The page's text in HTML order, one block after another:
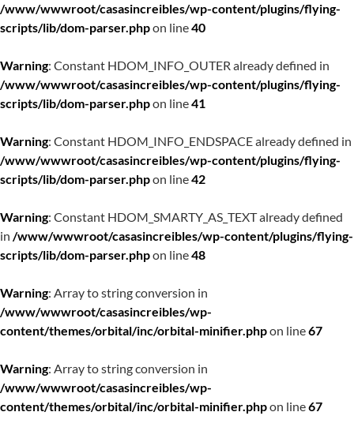
/www/wwwroot/casasincreibles/wp-content/plugins/flying-
scripts/lib/dom-parser.phpon line40
Warning: Constant HDOM_INFO_OUTER already defined in
/www/wwwroot/casasincreibles/wp-content/plugins/flying-
scripts/lib/dom-parser.phpon line41
Warning: Constant HDOM_INFO_ENDSPACE already defined in
/www/wwwroot/casasincreibles/wp-content/plugins/flying-
scripts/lib/dom-parser.phpon line42
Warning: Constant HDOM_SMARTY_AS_TEXT already defined
in /www/wwwroot/casasincreibles/wp-content/plugins/flying-
scripts/lib/dom-parser.phpon line48
Warning: Array to string conversion in
/www/wwwroot/casasincreibles/wp-
content/themes/orbital/inc/orbital-minifier.phpon line67
Warning: Array to string conversion in
/www/wwwroot/casasincreibles/wp-
content/themes/orbital/inc/orbital-minifier.phpon line67